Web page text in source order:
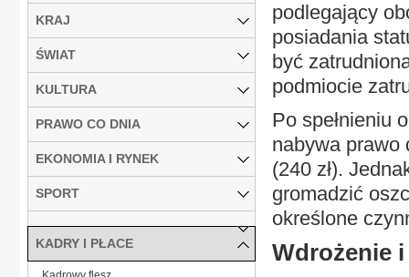
podlegający
posiadania
być
podmiocie
Po spełnieniu
nabywa prawo
(240 zł).
gromadzić
określone
Wdrożenie
KRAJ
ŚWIAT
KULTURA
PRAWO CO DNIA
EKONOMIA I RYNEK
SPORT
KADRY I PŁACE